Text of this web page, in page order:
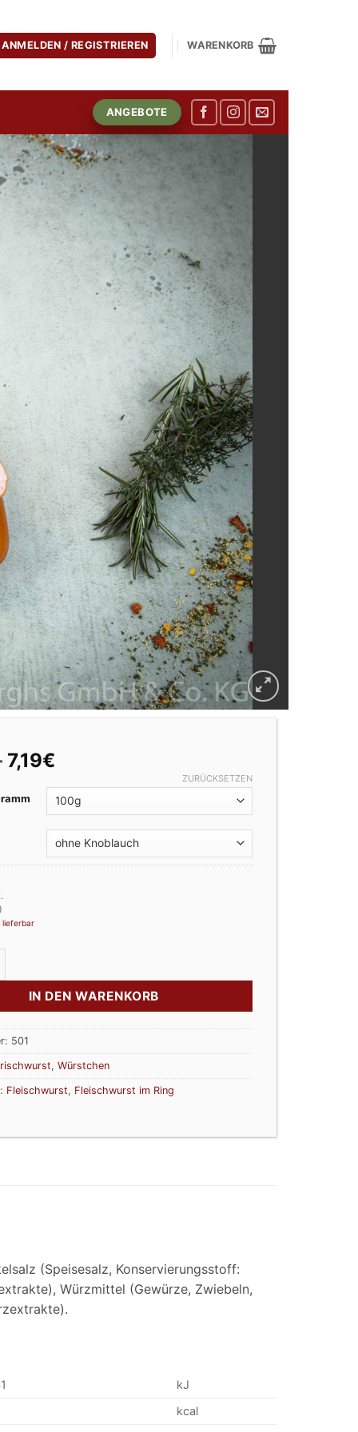
ANMELDEN / REGISTRIEREN WARENKORB
ANGEBOTE
7,19€Preisspanne:
bis
7,19€
ZURÜCKSETZEN
im Ring Menge
IN DEN WARENKORB
501
, Würstchen
Fleischwurst, Fleischwurst im Ring
(Speisesalz, Konservierungsstoff:
Würzmittel (Gewürze, Zwiebeln,
kJ
kcal